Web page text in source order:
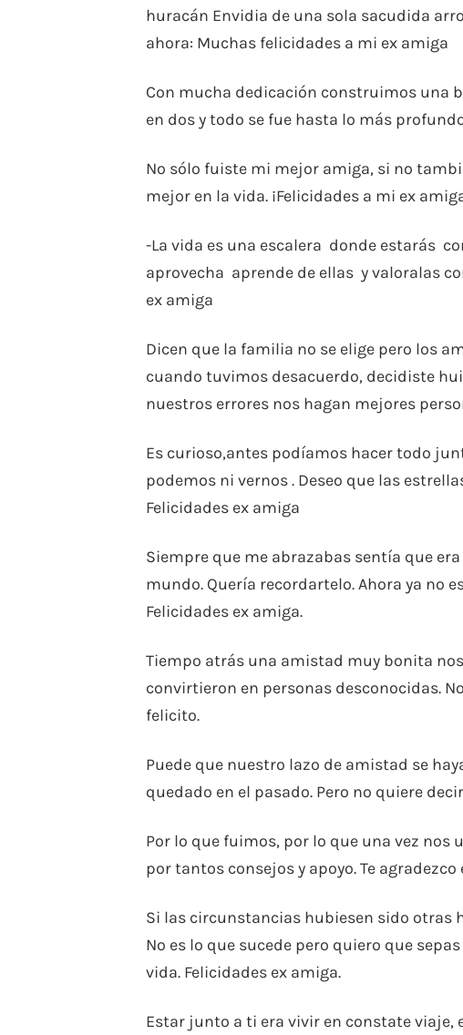
huracán Envidia de una sola sacudida
ahora: Muchas felicidades a mi ex amiga
Con mucha dedicación construimos una
en dos y todo se fue hasta lo más
No sólo fuiste mi mejor amiga, si no
mejor en la vida. ¡Felicidades a mi ex
-La vida es una escalera donde estarás
aprovecha aprende de ellas y valoralas
ex amiga
Dicen que la familia no se elige pero los
cuando tuvimos desacuerdo, decidiste
nuestros errores nos hagan mejores
Es curioso,antes podíamos hacer todo
podemos ni vernos . Deseo que las
Felicidades ex amiga
Siempre que me abrazabas sentía que
mundo. Quería recordartelo. Ahora ya no
Felicidades ex amiga.
Tiempo atrás una amistad muy bonita
convirtieron en personas desconocidas.
felicito.
Puede que nuestro lazo de amistad se
quedado en el pasado. Pero no quiere
Por lo que fuimos, por lo que una vez
por tantos consejos y apoyo. Te
Si las circunstancias hubiesen sido otras
No es lo que sucede pero quiero que
vida. Felicidades ex amiga.
Estar junto a ti era vivir en constate viaje,